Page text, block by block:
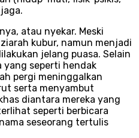
atau nyekar. Meski
kubur, namun menjadi
jelang puasa. Selain
yang seperti hendak
pergi meninggalkan
serta menyambut
diantara mereka yang
seperti berbicara
seseorang tertulis